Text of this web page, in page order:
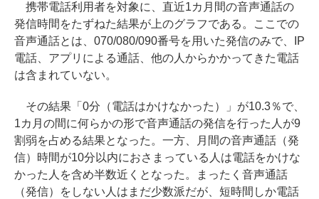
携帯電話利用者を対象に、直近1カ月間の音声通話の
発信時間をたずねた結果が上のグラフである。ここでの
音声通話とは、070/080/090番号を用いた発信のみで、IP
電話、アプリによる通話、他の人からかかってきた電話
は含まれていない。
その結果「0分（電話はかけなかった）」が10.3％で、
1カ月の間に何らかの形で音声通話の発信を行った人が9
割弱を占める結果となった。一方、月間の音声通話（発
信）時間が10分以内におさまっている人は電話をかけな
かった人を含め半数近くとなった。まったく音声通話
（発信）をしない人はまだ少数派だが、短時間しか電話